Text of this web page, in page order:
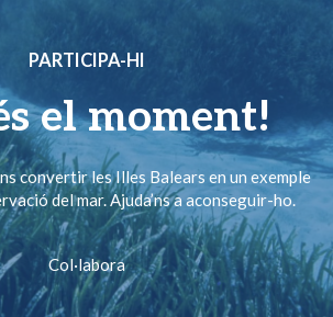
PARTICIPA-HI
el moment!
convertir les Illes Balears en un exemple
del mar. Ajuda’ns a aconseguir-ho.
Col·labora